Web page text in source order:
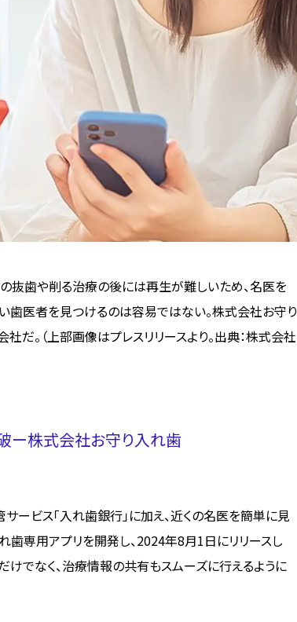
抜歯や削る治療の後には再生が難しいため、名医を
歯医者を見つけるのは容易ではない。株式会社お守り
だ。（上部画像はプレスリリースより。出典：株式会社
ー株式会社お守り入れ歯
ービス「入れ歯銀行」に加え、近くの名医を簡単に見
専用アプリを開発し、2024年8月1日にリリースし
でなく、治療情報の共有もスムーズに行えるように